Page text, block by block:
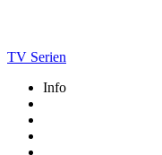
TV Serien
Info